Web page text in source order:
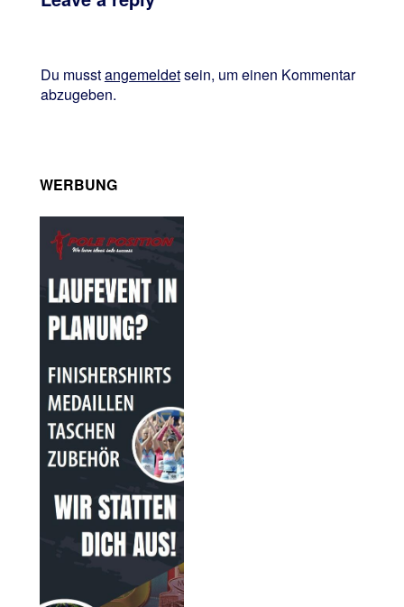
Du musstangemeldetsein, um einen Kommentar
abzugeben.
WERBUNG